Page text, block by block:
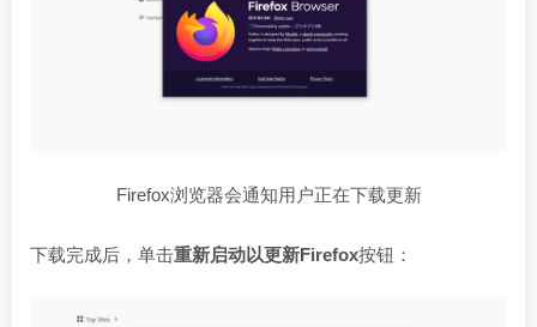
Firefox浏览器会通知用户正在下载更新
下载完成后，单击重新启动以更新Firefox按钮：